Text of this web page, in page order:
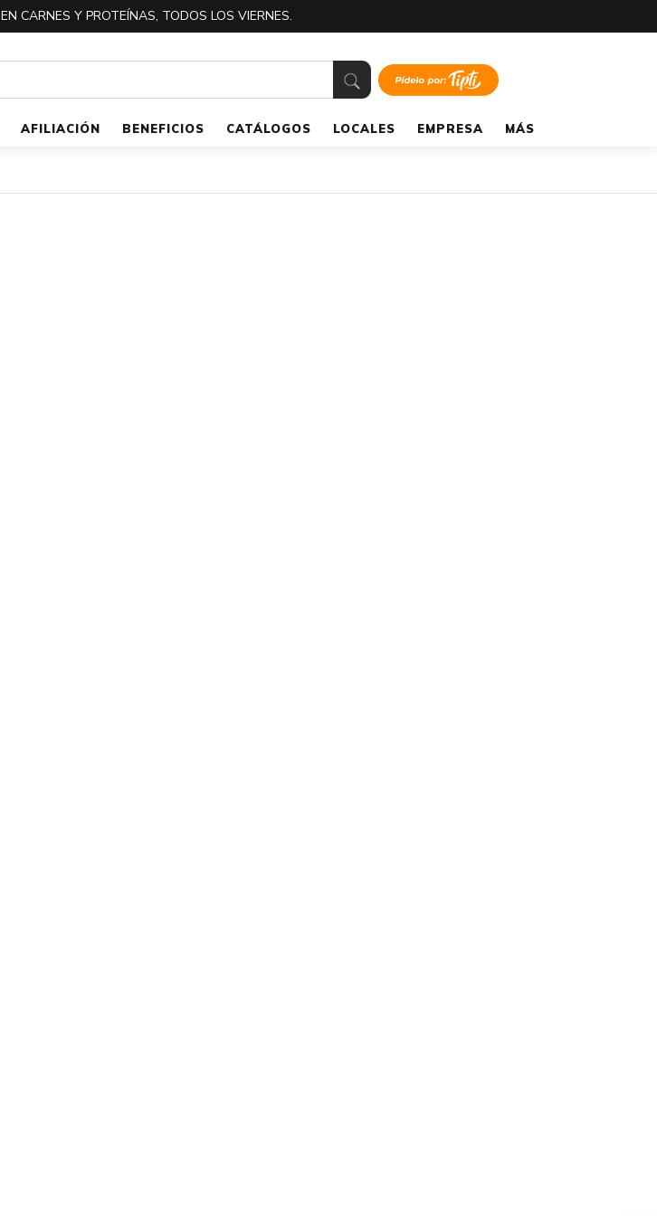
EN CARNES Y PROTEÍNAS, TODOS LOS VIERNES.
AFILIACIÓN BENEFICIOS CATÁLOGOS LOCALES EMPRESA MÁS